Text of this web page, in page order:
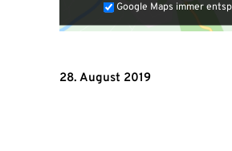
Google Maps immer
28. August 2019